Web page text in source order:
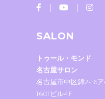
SALON
トゥール・モンド
名古屋サロン
名古屋市中区錦2-16
1601ビル4F